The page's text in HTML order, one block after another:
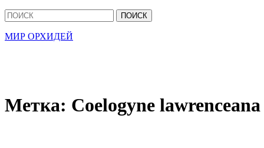
Кнопка
Закрыть
Найти:
МИР ОРХИДЕЙ
Метка: Coelogyne lawrenceana